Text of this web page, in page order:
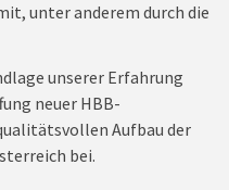
unter anderem durch die
unserer Erfahrung
neuer HBB-
Aufbau der
bei.